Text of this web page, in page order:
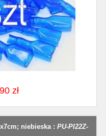
zł
niebieska :PU-PI22Z-